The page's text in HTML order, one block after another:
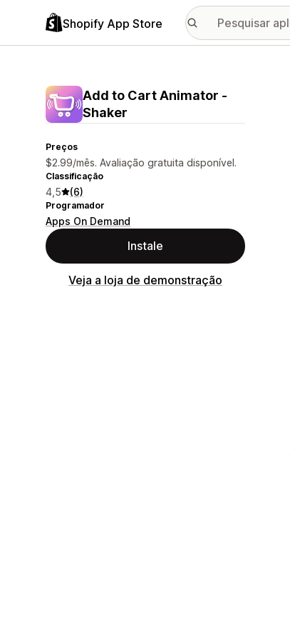
Shopify App Store
Add to Cart Animator ‑
Shaker
Preços
$2.99/mês. Avaliação gratuita disponível.
Classificação
4,5 (6)
Programador
Apps On Demand
Instale
Veja a loja de demonstração